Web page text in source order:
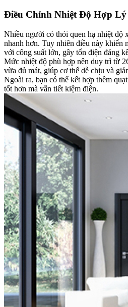
Điều Chỉnh Nhiệt Độ Hợp Lý​
Nhiều người có thói quen hạ nhiệt độ
nhanh hơn. Tuy nhiên điều này khiến
với công suất lớn, gây tốn điện đáng
Mức nhiệt độ phù hợp nên duy trì từ
vừa đủ mát, giúp cơ thể dễ chịu và
Ngoài ra, bạn có thể kết hợp thêm
tốt hơn mà vẫn tiết kiệm điện.